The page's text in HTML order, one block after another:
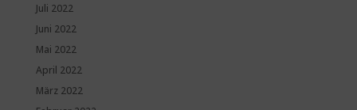
Juli 2022
Juni 2022
Mai 2022
April 2022
März 2022